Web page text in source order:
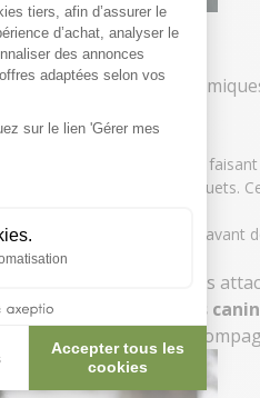
tiers, afin d’assurer le
d’achat, analyser le
des annonces
adaptées selon vos
sur le lien 'Gérer mes
Accepter tous les
cookies
votre animal, ses
trop plein d’énergie en lui
en déplaçant des jouets.
renifler une friandise avant
un sport canin où vous
à des concours
avec votre nouveau